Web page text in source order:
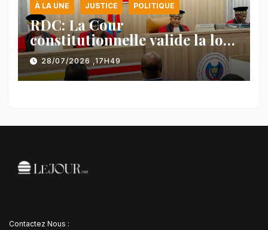
À LA UNE JUSTICE POLITIQUE
RDC: La Cour
constitutionnelle valide la loi
référendaire sous réserves de
plusieurs dispositions
28/07/2026 ,17H49
Contactez Nous :